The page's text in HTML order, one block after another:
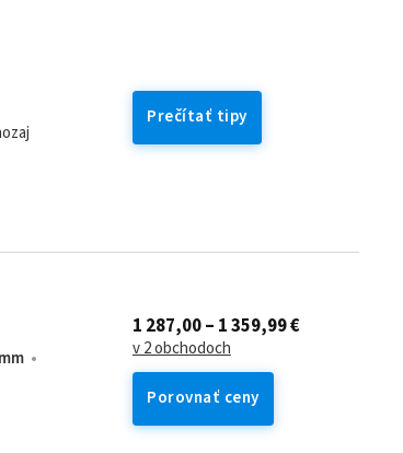
Prečítať tipy
1 287,00 – 1 359,99 €
v 2 obchodoch
Porovnať ceny